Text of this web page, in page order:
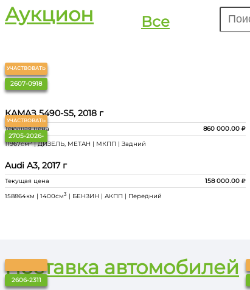
Аукцион Все
УЧАСТВОВАТЬ
2607-0918
КАМАЗ 5490-S5, 2018 г
Текущая цена 860 000.00
11967см3| ДИЗЕЛЬ, МЕТАН | МКПП | Задний
УЧАСТВОВАТЬ
2705-2026-
022
Audi A3, 2017 г
Текущая цена 158 000.00
158864км | 1400см3 | БЕНЗИН | АКПП | Передний
Поставка автомобилей
2606-2311